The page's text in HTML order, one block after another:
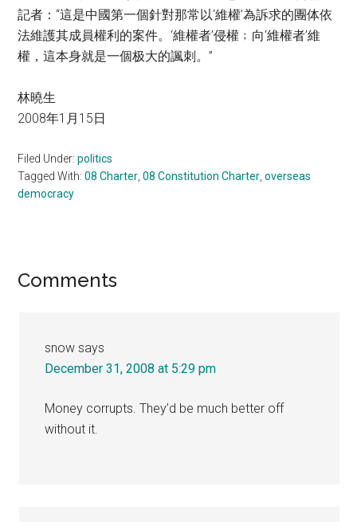
記者：“這是中國第一個針對那常以‘維權’為訴求的團体依
法維護其成員權利的案件。‘維權者’侵權﹔向‘維權者’維
權，這本身就是一個极大的諷刺。”
林曉生
2008年1月15日
Filed Under:politics
Tagged With:08 Charter ,08 Constitution Charter ,overseas
democracy
Reader
Comments
snow says
December 31, 2008 at 5:29 pm
Money corrupts. They’d be much better off
without it.